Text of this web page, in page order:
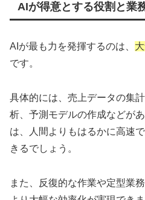
AIが得意とする役割と業
AIが最も力を発揮するのは、
です。
具体的には、売上データの集
析、予測モデルの作成などが
は、人間よりもはるかに高速
きるでしょう。
また、反復的な作業や定型業